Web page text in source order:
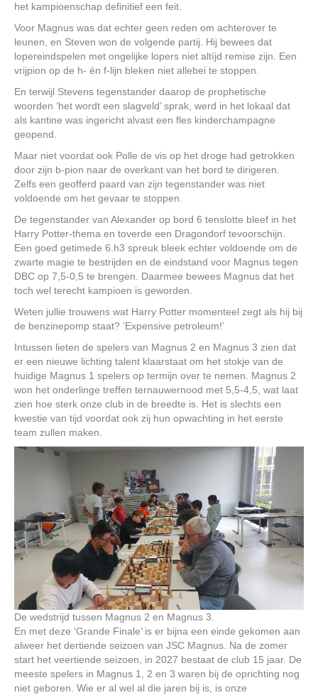
het kampioenschap definitief een feit.
Voor Magnus was dat echter geen reden om achterover te
leunen, en Steven won de volgende partij. Hij bewees dat
lopereindspelen met ongelijke lopers niet altíjd remise zijn. Een
vrijpion op de h- én f-lijn bleken niet allebei te stoppen.
En terwijl Stevens tegenstander daarop de prophetische
woorden ‘het wordt een slagveld’ sprak, werd in het lokaal dat
als kantine was ingericht alvast een fles kinderchampagne
geopend.
Maar niet voordat ook Polle de vis op het droge had getrokken
door zijn b-pion naar de overkant van het bord te dirigeren.
Zelfs een geofferd paard van zijn tegenstander was niet
voldoende om het gevaar te stoppen.
De tegenstander van Alexander op bord 6 tenslotte bleef in het
Harry Potter-thema en toverde een Dragondorf tevoorschijn.
Een goed getimede 6.h3 spreuk bleek echter voldoende om de
zwarte magie te bestrijden en de eindstand voor Magnus tegen
DBC op 7,5-0,5 te brengen. Daarmee bewees Magnus dat het
toch wel terecht kampioen is geworden.
Weten jullie trouwens wat Harry Potter momenteel zegt als hij bij
de benzinepomp staat? ‘Expensive petroleum!’
Intussen lieten de spelers van Magnus 2 en Magnus 3 zien dat
er een nieuwe lichting talent klaarstaat om het stokje van de
huidige Magnus 1 spelers op termijn over te nemen. Magnus 2
won het onderlinge treffen ternauwernood met 5,5-4,5, wat laat
zien hoe sterk onze club in de breedte is. Het is slechts een
kwestie van tijd voordat ook zij hun opwachting in het eerste
team zullen maken.
De wedstrijd tussen Magnus 2 en Magnus 3.
En met deze ‘Grande Finale’ is er bijna een einde gekomen aan
alweer het dertiende seizoen van JSC Magnus. Na de zomer
start het veertiende seizoen, in 2027 bestaat de club 15 jaar. De
meeste spelers in Magnus 1, 2 en 3 waren bij de oprichting nog
niet geboren. Wie er al wel al die jaren bij is, is onze